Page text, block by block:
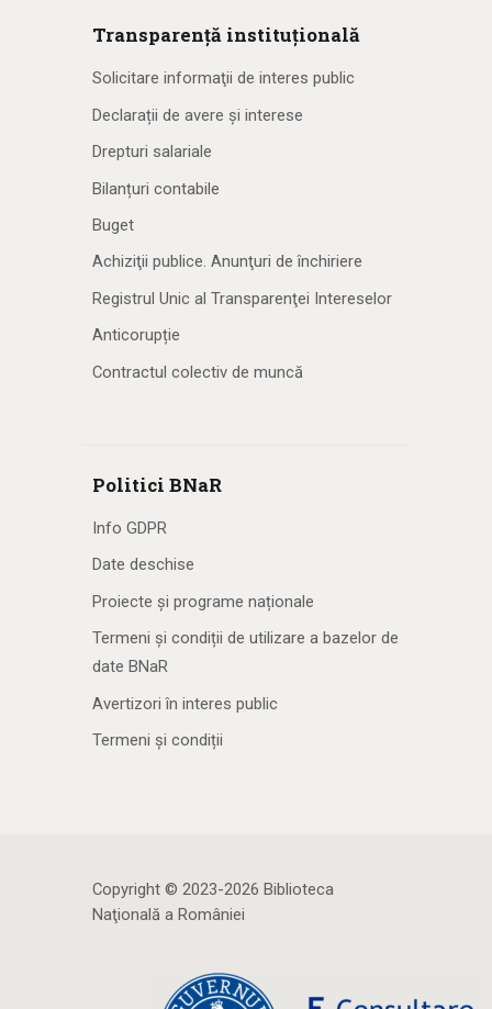
Transparență instituțională
Solicitare informaţii de interes public
Declarații de avere și interese
Drepturi salariale
Bilanțuri contabile
Buget
Achiziţii publice. Anunţuri de închiriere
Registrul Unic al Transparenţei Intereselor
Anticorupție
Contractul colectiv de muncă
Politici BNaR
Info GDPR
Date deschise
Proiecte și programe naționale
Termeni și condiții de utilizare a bazelor de
date BNaR
Avertizori în interes public
Termeni și condiții
Copyright © 2023-2026 Biblioteca
Naţională a României